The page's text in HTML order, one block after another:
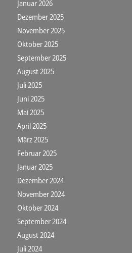
Januar 2026
Dezember 2025
November 2025
Oktober 2025
September 2025
August 2025
Juli 2025
Juni 2025
Mai 2025
April 2025
März 2025
Februar 2025
Januar 2025
Dezember 2024
November 2024
Oktober 2024
September 2024
August 2024
Juli 2024